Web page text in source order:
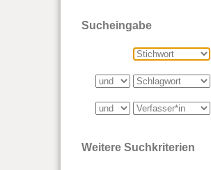
Sucheingabe
Weitere Suchkriterien